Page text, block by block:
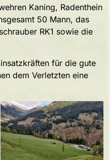
Kaning, Radenthein
50 Mann, das
RK1 sowie die
für die gute
dem Verletzten eine